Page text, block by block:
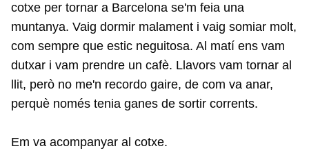
cotxe per tornar a Barcelona se'm feia una
muntanya. Vaig dormir malament i vaig somiar molt,
com sempre que estic neguitosa. Al matí ens vam
dutxar i vam prendre un cafè. Llavors vam tornar al
llit, però no me'n recordo gaire, de com va anar,
perquè només tenia ganes de sortir corrents.
Em va acompanyar al cotxe.